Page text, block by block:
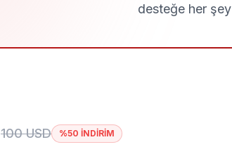
desteğe her
100 USD %50 İNDİRİM